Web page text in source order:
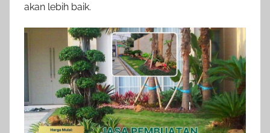
akan lebih baik.